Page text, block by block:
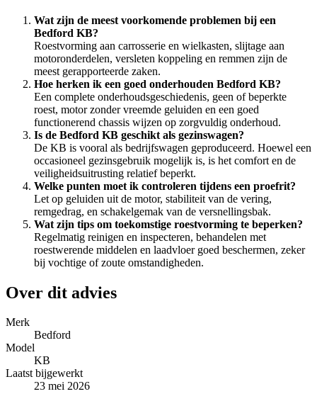
Wat zijn de meest voorkomende problemen bij een
Bedford KB?
Roestvorming aan carrosserie en wielkasten, slijtage aan
motoronderdelen, versleten koppeling en remmen zijn de
meest gerapporteerde zaken.
Hoe herken ik een goed onderhouden Bedford KB?
Een complete onderhoudsgeschiedenis, geen of beperkte
roest, motor zonder vreemde geluiden en een goed
functionerend chassis wijzen op zorgvuldig onderhoud.
Is de Bedford KB geschikt als gezinswagen?
De KB is vooral als bedrijfswagen geproduceerd. Hoewel een
occasioneel gezinsgebruik mogelijk is, is het comfort en de
veiligheidsuitrusting relatief beperkt.
Welke punten moet ik controleren tijdens een proefrit?
Let op geluiden uit de motor, stabiliteit van de vering,
remgedrag, en schakelgemak van de versnellingsbak.
Wat zijn tips om toekomstige roestvorming te beperken?
Regelmatig reinigen en inspecteren, behandelen met
roestwerende middelen en laadvloer goed beschermen, zeker
bij vochtige of zoute omstandigheden.
Over dit advies
Merk
Bedford
Model
KB
Laatst bijgewerkt
23 mei 2026